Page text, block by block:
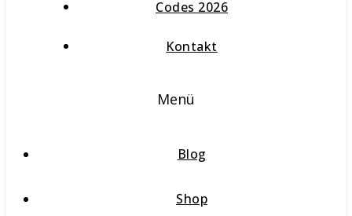
Codes 2026
Kontakt
Menü
Blog
Shop